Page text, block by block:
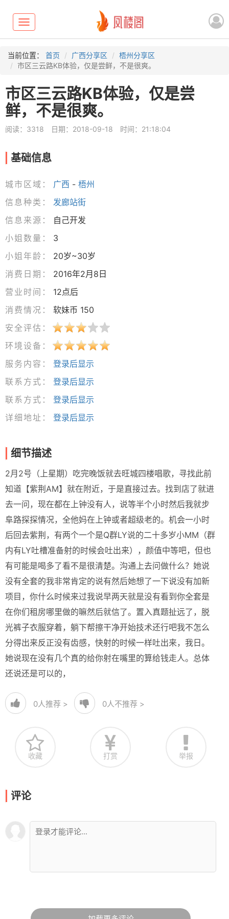
Toggle
navigation
当前位置： 首页 广西分享区
梧州分享区
市区三云路KB体验，仅是尝鲜，不是很爽。
市区三云路KB体验，仅是尝
鲜，不是很爽。
阅读：3318 日期：2018-09-18 时间：21:18:04
基础信息
城市区域： 广西 - 梧州
信息种类：
发廊站街
信息来源：
自己开发
小姐数量：
3
小姐年龄：
20岁~30岁
消费日期：
2016年2月8日
营业时间：
12点后
消费情况：
软妹币 150
安全评估：
环境设备：
服务内容：
登录后显示
联系方式：
登录后显示
联系方式：
登录后显示
详细地址：
登录后显示
细节描述
2月2号（上星期）吃完晚饭就去旺城四楼唱歌，寻找此前
知道【紫荆AM】就在附近，于是直接过去。找到店了就进
去一问，现在都在上钟没有人，说等半个小时然后我就步
阜路探探情况，全他妈在上钟或者超级老的。机会一小时
后回去紫荆，有两个一个是Q群LY说的二十多岁小MM（群
内有LY吐槽准备射的时候会吐出来），颜值中等吧，但也
有可能是喝多了看不是很清楚。沟通上去问做什么？她说
没有全套的我非常肯定的说有然后她想了一下说没有加新
项目，你什么时候来过我说早两天就是没有看到你全套是
在你们租房哪里做的嘛然后就信了。置入真题扯远了，脱
光裤子衣服穿着，躺下帮擦干净开始技术还行吧我不怎么
分得出来反正没有齿感，快射的时候一样吐出来，我日。
她说现在没有几个真的给你射在嘴里的算给钱走人。总体
还说还是可以的，
0人推荐 > 0人不推荐 >
收藏 打赏 举报
评论